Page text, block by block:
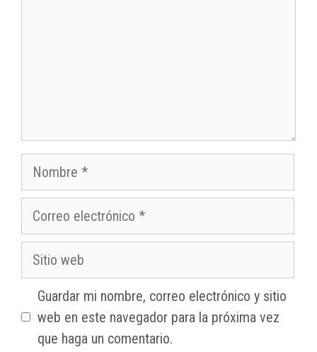
Nombre
Correo
Sitio
Guardar mi nombre, correo electrónico y sitio
web en este navegador para la próxima vez
que haga un comentario.